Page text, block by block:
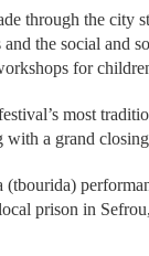
through the city
the social and
for
most
with a grand
prison in